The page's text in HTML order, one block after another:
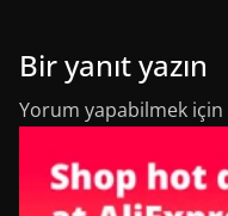
Bir yanıt yazın
Yorum yapabilmek için